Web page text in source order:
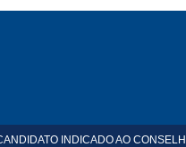
INDICADO AO